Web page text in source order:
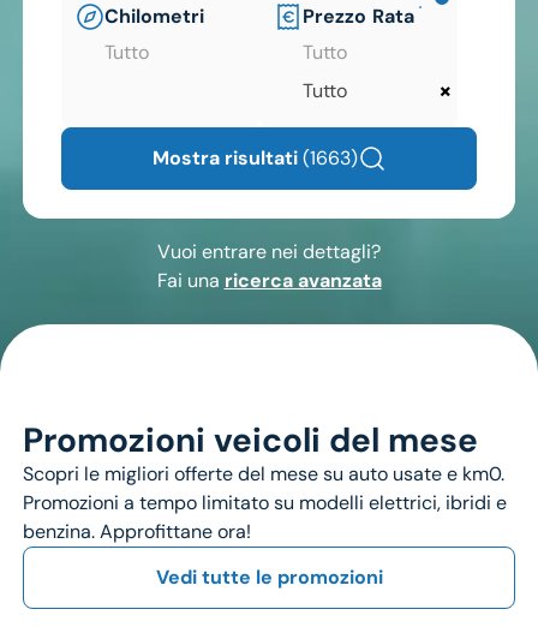
Vuoi entrare nei dettagli?
Fai una ricerca avanzata
Chilometri
Tutto
Prezzo Rata
Tutto
×
Tutto
Mostra risultati(1663)
Promozioni veicoli del mese
Scopri le migliori offerte del mese su auto usate e km0.
Promozioni a tempo limitato su modelli elettrici, ibridi e
benzina. Approfittane ora!
Vedi tutte le promozioni